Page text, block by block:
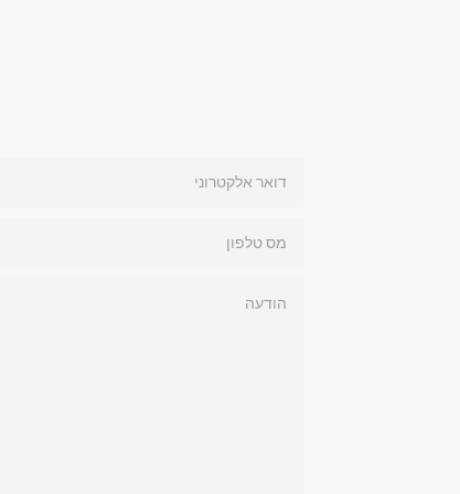
אלקטרוני
טלפון